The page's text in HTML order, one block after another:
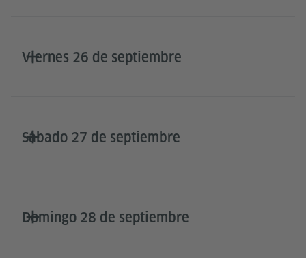
Viernes 26 de septiembre
Sábado 27 de septiembre
Domingo 28 de septiembre